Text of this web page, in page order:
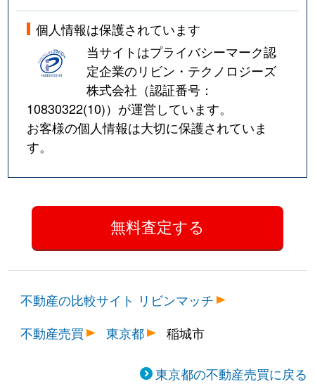
個人情報は保護されています
当サイトはプライバシーマーク認
定企業のリビン・テクノロジーズ
株式会社（認証番号：
10830322(10)）が運営しています。
お客様の個人情報は大切に保護されていま
す。
不動産の比較サイト リビンマッチ
不動産売買
東京都 稲城市
東京都の不動産売買に戻る